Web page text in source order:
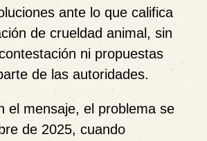
ante lo que califica
de crueldad animal , sin
ni propuestas
de las autoridades.
el mensaje, el problema se
de 2025, cuando